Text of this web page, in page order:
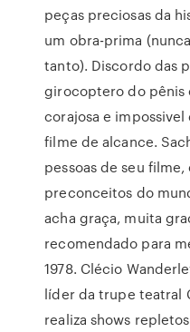
peças preciosas da
um obra-prima
tanto). Discordo das
girocoptero do pênis
corajosa e
filme de alcance.
pessoas de seu
preconceitos do
acha graça, muita
recomendado para
1978. Clécio
líder da trupe teatral
realiza shows